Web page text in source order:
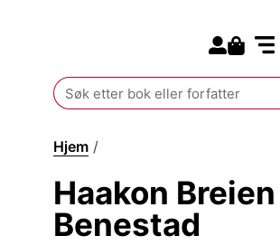
Search
for:
Hjem /
Haakon Breien
Benestad